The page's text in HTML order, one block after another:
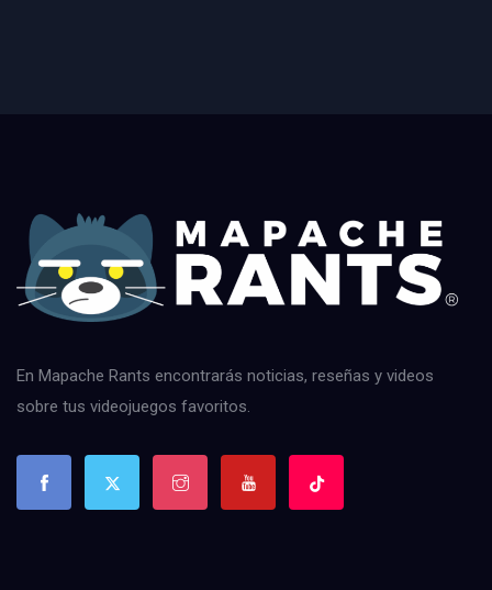
En Mapache Rants encontrarás noticias, reseñas y videos
sobre tus videojuegos favoritos.